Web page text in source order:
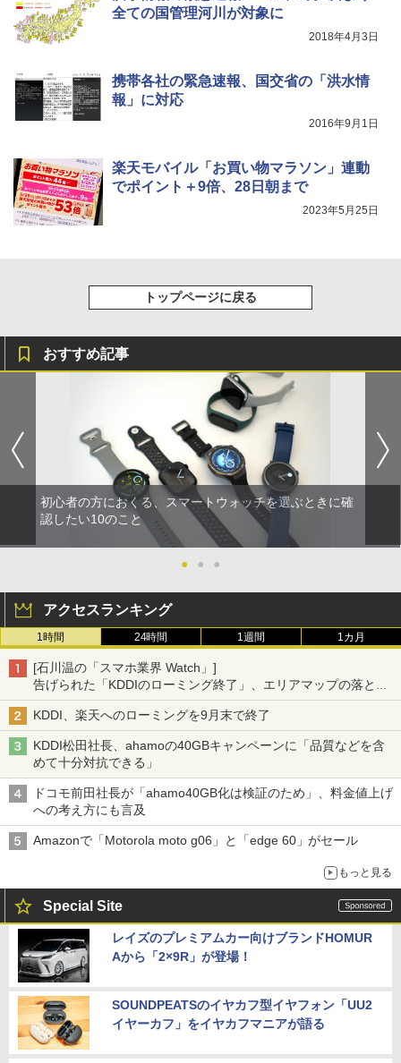
全ての国管理河川が対象に
2018年4月3日
携帯各社の緊急速報、国交省の「洪水情
報」に対応
2016年9月1日
楽天モバイル「お買い物マラソン」連動
でポイント＋9倍、28日朝まで
2023年5月25日
トップページに戻る
おすすめ記事
初心者の方におくる、スマートウォッチを選ぶときに確
認したい10のこと
● ● ●
アクセスランキング
1時間 24時間 1週間 1カ月
[石川温の「スマホ業界 Watch」]
告げられた「KDDIのローミング終了」、エリアマップの落とし
穴と楽天モバイルの課題
KDDI、楽天へのローミングを9月末で終了
KDDI松田社長、ahamoの40GBキャンペーンに「品質などを含
めて十分対抗できる」
ドコモ前田社長が「ahamo40GB化は検証のため」、料金値上げ
への考え方にも言及
Amazonで「Motorola moto g06」と「edge 60」がセール
もっと見る
Special Site
レイズのプレミアムカー向けブランドHOMUR
Aから「2×9R」が登場！
SOUNDPEATSのイヤカフ型イヤフォン「UU2
イヤーカフ」をイヤカフマニアが語る